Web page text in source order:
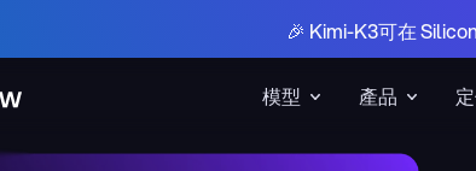
模型 產品
🎉 Kimi-K3可在